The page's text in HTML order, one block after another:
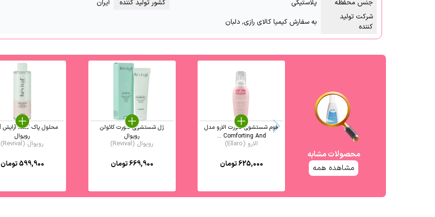
جنس محفظه
پلاستیکی کشور تولید کننده
ایران
شرکت تولید
کننده
به سفارش کیمیا کالای رازی, دلبان
محصولات مشابه
مشاهده همه
فوم شستشوی صورت الارو مدل
Comforting And ...
الارو (Ellaro)
625,000تومان
ژل شستشوی صورت کائولن
رویوال
رویوال (Revival)
669,900تومان
محلول پاک کننده آرایش
رویوال
رویوال (Revival)
599,900تومان